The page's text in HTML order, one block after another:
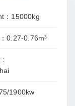
：15000kg
0.27-0.76m³
:
1900kw